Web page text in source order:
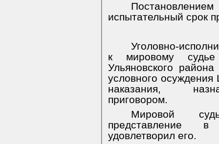
испытательный срок
Уголовно-
к мировому
Ульяновского
условного
наказания,
приговором.
Мировой
представление в
удовлетворил его.